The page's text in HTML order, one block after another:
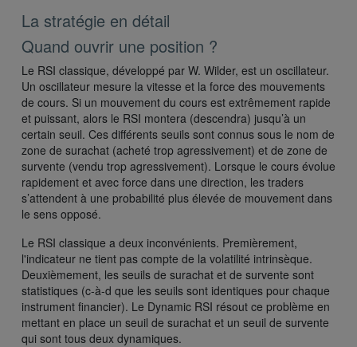
La stratégie en détail
Quand ouvrir une position ?
Le RSI classique, développé par W. Wilder, est un oscillateur.
Un oscillateur mesure la vitesse et la force des mouvements
de cours. Si un mouvement du cours est extrêmement rapide
et puissant, alors le RSI montera (descendra) jusqu’à un
certain seuil. Ces différents seuils sont connus sous le nom de
zone de surachat (acheté trop agressivement) et de zone de
survente (vendu trop agressivement). Lorsque le cours évolue
rapidement et avec force dans une direction, les traders
s’attendent à une probabilité plus élevée de mouvement dans
le sens opposé.
Le RSI classique a deux inconvénients. Premièrement,
l'indicateur ne tient pas compte de la volatilité intrinsèque.
Deuxièmement, les seuils de surachat et de survente sont
statistiques (c-à-d que les seuils sont identiques pour chaque
instrument financier). Le Dynamic RSI résout ce problème en
mettant en place un seuil de surachat et un seuil de survente
qui sont tous deux dynamiques.